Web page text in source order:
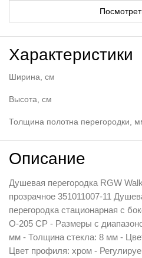
Характеристики
Ширина, см
Высота, см
Толщина полотна перегородки,
Описание
Душевая перегородка RGW
прозрачное 351011007-11
перегородка стационарная с
O-205 CP - Размеры с
мм - Толщина стекла: 8 мм -
Цвет профиля: хром -